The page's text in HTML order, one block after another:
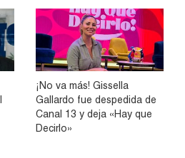
¡No va más! Gissella
Gallardo fue despedida de
Canal 13 y deja «Hay que
Decirlo»